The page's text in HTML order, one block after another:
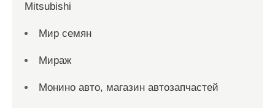
Mitsubishi
Мир семян
Мираж
Монино авто, магазин автозапчастей